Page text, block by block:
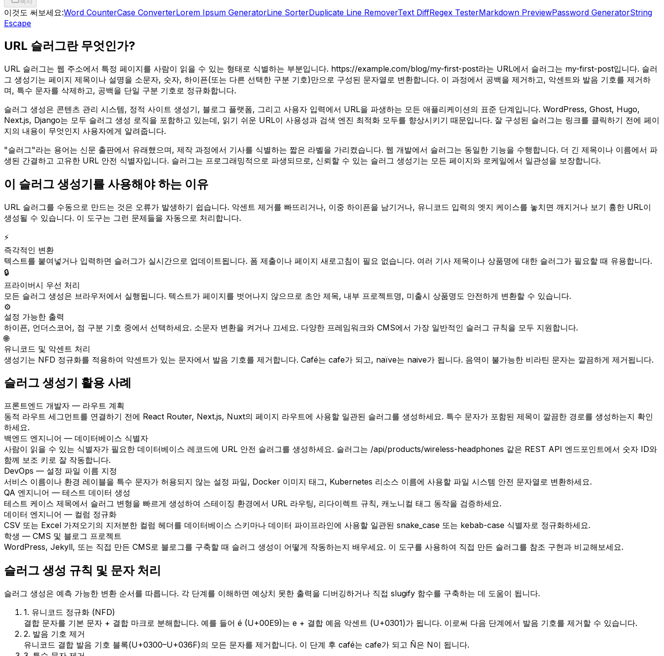
이것도 써보세요:Word CounterCase ConverterLorem Ipsum GeneratorLine SorterDuplicate Line RemoverText DiffRegex TesterMarkdown PreviewPassword GeneratorString
Escape
URL 슬러그란 무엇인가?
URL 슬러그는 웹 주소에서 특정 페이지를 사람이 읽을 수 있는 형태로 식별하는 부분입니다. https://example.com/blog/my-first-post라는 URL에서 슬러그는 my-first-post입니다. 슬러
그 생성기는 페이지 제목이나 설명을 소문자, 숫자, 하이픈(또는 다른 선택한 구분 기호)만으로 구성된 문자열로 변환합니다. 이 과정에서 공백을 제거하고, 악센트와 발음 기호를 제거하
며, 특수 문자를 삭제하고, 공백을 단일 구분 기호로 정규화합니다.
슬러그 생성은 콘텐츠 관리 시스템, 정적 사이트 생성기, 블로그 플랫폼, 그리고 사용자 입력에서 URL을 파생하는 모든 애플리케이션의 표준 단계입니다. WordPress, Ghost, Hugo,
Next.js, Django는 모두 슬러그 생성 로직을 포함하고 있는데, 읽기 쉬운 URL이 사용성과 검색 엔진 최적화 모두를 향상시키기 때문입니다. 잘 구성된 슬러그는 링크를 클릭하기 전에 페이
지의 내용이 무엇인지 사용자에게 알려줍니다.
"슬러그"라는 용어는 신문 출판에서 유래했으며, 제작 과정에서 기사를 식별하는 짧은 라벨을 가리켰습니다. 웹 개발에서 슬러그는 동일한 기능을 수행합니다. 더 긴 제목이나 이름에서 파
생된 간결하고 고유한 URL 안전 식별자입니다. 슬러그는 프로그래밍적으로 파생되므로, 신뢰할 수 있는 슬러그 생성기는 모든 페이지와 로케일에서 일관성을 보장합니다.
이 슬러그 생성기를 사용해야 하는 이유
URL 슬러그를 수동으로 만드는 것은 오류가 발생하기 쉽습니다. 악센트 제거를 빠뜨리거나, 이중 하이픈을 남기거나, 유니코드 입력의 엣지 케이스를 놓치면 깨지거나 보기 흉한 URL이
생성될 수 있습니다. 이 도구는 그런 문제들을 자동으로 처리합니다.
⚡
즉각적인 변환
텍스트를 붙여넣거나 입력하면 슬러그가 실시간으로 업데이트됩니다. 폼 제출이나 페이지 새로고침이 필요 없습니다. 여러 기사 제목이나 상품명에 대한 슬러그가 필요할 때 유용합니다.
🔒
프라이버시 우선 처리
모든 슬러그 생성은 브라우저에서 실행됩니다. 텍스트가 페이지를 벗어나지 않으므로 초안 제목, 내부 프로젝트명, 미출시 상품명도 안전하게 변환할 수 있습니다.
⚙️
설정 가능한 출력
하이픈, 언더스코어, 점 구분 기호 중에서 선택하세요. 소문자 변환을 켜거나 끄세요. 다양한 프레임워크와 CMS에서 가장 일반적인 슬러그 규칙을 모두 지원합니다.
🌐
유니코드 및 악센트 처리
생성기는 NFD 정규화를 적용하여 악센트가 있는 문자에서 발음 기호를 제거합니다. Café는 cafe가 되고, naïve는 naive가 됩니다. 음역이 불가능한 비라틴 문자는 깔끔하게 제거됩니다.
슬러그 생성기 활용 사례
프론트엔드 개발자 — 라우트 계획
동적 라우트 세그먼트를 연결하기 전에 React Router, Next.js, Nuxt의 페이지 라우트에 사용할 일관된 슬러그를 생성하세요. 특수 문자가 포함된 제목이 깔끔한 경로를 생성하는지 확인
하세요.
백엔드 엔지니어 — 데이터베이스 식별자
사람이 읽을 수 있는 식별자가 필요한 데이터베이스 레코드에 URL 안전 슬러그를 생성하세요. 슬러그는 /api/products/wireless-headphones 같은 REST API 엔드포인트에서 숫자 ID와
함께 보조 키로 잘 작동합니다.
DevOps — 설정 파일 이름 지정
서비스 이름이나 환경 레이블을 특수 문자가 허용되지 않는 설정 파일, Docker 이미지 태그, Kubernetes 리소스 이름에 사용할 파일 시스템 안전 문자열로 변환하세요.
QA 엔지니어 — 테스트 데이터 생성
테스트 케이스 제목에서 슬러그 변형을 빠르게 생성하여 스테이징 환경에서 URL 라우팅, 리다이렉트 규칙, 캐노니컬 태그 동작을 검증하세요.
데이터 엔지니어 — 컬럼 정규화
CSV 또는 Excel 가져오기의 지저분한 컬럼 헤더를 데이터베이스 스키마나 데이터 파이프라인에 사용할 일관된 snake_case 또는 kebab-case 식별자로 정규화하세요.
학생 — CMS 및 블로그 프로젝트
WordPress, Jekyll, 또는 직접 만든 CMS로 블로그를 구축할 때 슬러그 생성이 어떻게 작동하는지 배우세요. 이 도구를 사용하여 직접 만든 슬러그를 참조 구현과 비교해보세요.
슬러그 생성 규칙 및 문자 처리
슬러그 생성은 예측 가능한 변환 순서를 따릅니다. 각 단계를 이해하면 예상치 못한 출력을 디버깅하거나 직접 slugify 함수를 구축하는 데 도움이 됩니다.
1. 유니코드 정규화 (NFD)
결합 문자를 기본 문자 + 결합 마크로 분해합니다. 예를 들어 é (U+00E9)는 e + 결합 예음 악센트 (U+0301)가 됩니다. 이로써 다음 단계에서 발음 기호를 제거할 수 있습니다.
2. 발음 기호 제거
유니코드 결합 발음 기호 블록(U+0300–U+036F)의 모든 문자를 제거합니다. 이 단계 후 café는 cafe가 되고 Ñ은 N이 됩니다.